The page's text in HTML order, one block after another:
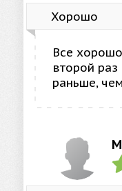
Хорошо
Все
второй
раньше,